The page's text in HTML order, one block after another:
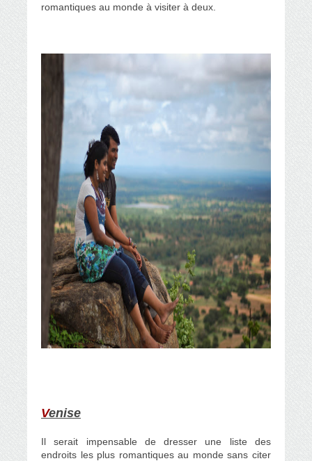
romantiques au monde à visiter à deux.
Venise
Il serait impensable de dresser une liste des
endroits les plus romantiques au monde sans citer